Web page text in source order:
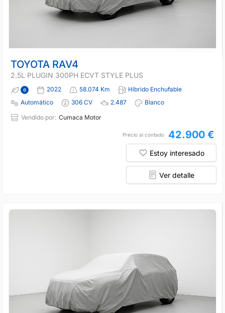
TOYOTA RAV4
2.5L PLUGIN 300PH ECVT STYLE PLUS
2022 58.074 Km
Híbrido Enchufable
Automático
306 CV 2.487
Blanco
Vendido por: Cumaca Motor
Precio al contado 42.900 €
Estoy interesado
Ver detalle